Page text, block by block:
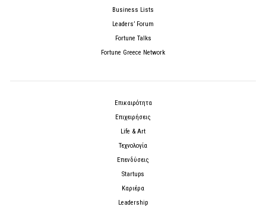
Business Lists
Leaders’ Forum
Fortune Talks
Fortune Greece Network
Επικαιρότητα
Επιχειρήσεις
Life & Art
Τεχνολογία
Επενδύσεις
Startups
Καριέρα
Leadership